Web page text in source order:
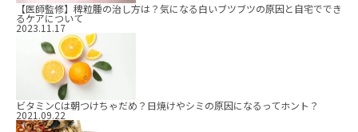
【医師監修】稗粒腫の治し方は？気になる白いブツブツの原因と自宅ででき
るケアについて
2023.11.17
ビタミンCは朝つけちゃだめ？日焼けやシミの原因になるってホント？
2021.09.22